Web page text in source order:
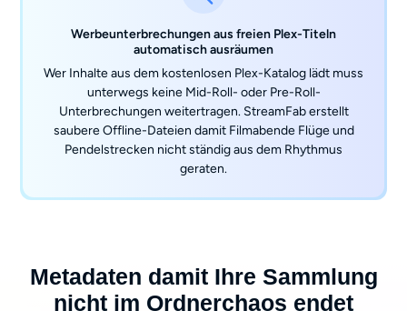
Werbeunterbrechungen aus freien Plex-Titeln
automatisch ausräumen
Wer Inhalte aus dem kostenlosen Plex-Katalog lädt muss
unterwegs keine Mid-Roll- oder Pre-Roll-
Unterbrechungen weitertragen. StreamFab erstellt
saubere Offline-Dateien damit Filmabende Flüge und
Pendelstrecken nicht ständig aus dem Rhythmus
geraten.
Metadaten damit Ihre Sammlung
nicht im Ordnerchaos endet